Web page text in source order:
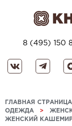
8 (495) 150
ГЛАВНАЯ СТРАНИЦА
ОДЕЖДА >
ЖЕНСКИЙ